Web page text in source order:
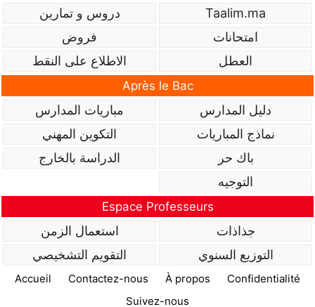
Taalim.ma
دروس و تمارين
امتحانات
فروض
العطل
الاطلاع على النقط
Après le Bac
دليل المدارس
مباريات المدارس
نماذج المباريات
التكوين المهني
باك حر
الدراسة بالخارج
التوجيه
Espace Professeurs
جذاذات
استعمال الزمن
التوزيع السنوي
التقويم التشخيصي
Accueil Contactez-nous À propos
Confidentialité
Suivez-nous